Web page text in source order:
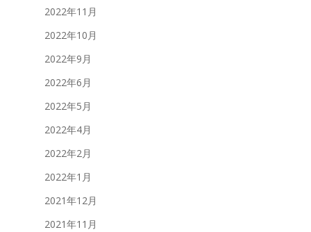
2022年11月
2022年10月
2022年9月
2022年6月
2022年5月
2022年4月
2022年2月
2022年1月
2021年12月
2021年11月